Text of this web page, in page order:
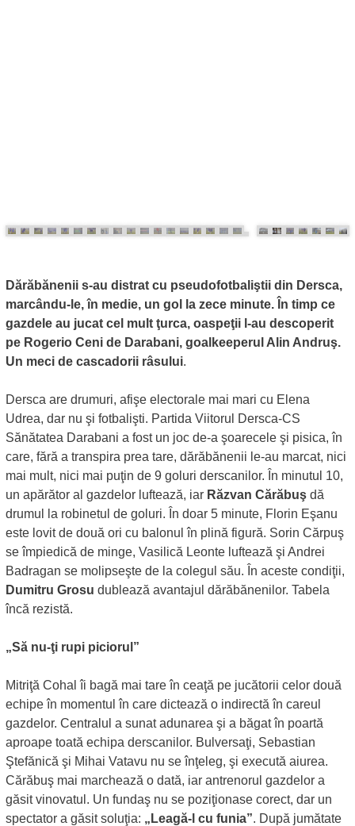
Dărăbănenii s-au distrat cu pseudofotbaliştii din Dersca,
marcându-le, în medie, un gol la zece minute. În timp ce
gazdele au jucat cel mult ţurca, oaspeţii l-au descoperit
pe Rogerio Ceni de Darabani, goalkeeperul Alin Andruş.
Un meci de cascadorii râsului.
Dersca are drumuri, afişe electorale mai mari cu Elena
Udrea, dar nu şi fotbalişti. Partida Viitorul Dersca-CS
Sănătatea Darabani a fost un joc de-a şoarecele şi pisica, în
care, fără a transpira prea tare, dărăbănenii le-au marcat, nici
mai mult, nici mai puţin de 9 goluri derscanilor. În minutul 10,
un apărător al gazdelor luftează, iar Răzvan Cărăbuşdă
drumul la robinetul de goluri. În doar 5 minute, Florin Eşanu
este lovit de două ori cu balonul în plină figură. Sorin Cărpuş
se împiedică de minge, Vasilică Leonte luftează şi Andrei
Badragan se molipseşte de la colegul său. În aceste condiţii,
Dumitru Grosu dublează avantajul dărăbănenilor. Tabela
încă rezistă.
„Să nu-ţi rupi piciorul”
Mitriţă Cohal îi bagă mai tare în ceaţă pe jucătorii celor două
echipe în momentul în care dictează o indirectă în careul
gazdelor. Centralul a sunat adunarea şi a băgat în poartă
aproape toată echipa derscanilor. Bulversaţi, Sebastian
Ştefănică şi Mihai Vatavu nu se înţeleg, şi execută aiurea.
Cărăbuş mai marchează o dată, iar antrenorul gazdelor a
găsit vinovatul. Un fundaş nu se poziţionase corect, dar un
spectator a găsit soluţia: „Leagă-l cu funia”. După jumătate